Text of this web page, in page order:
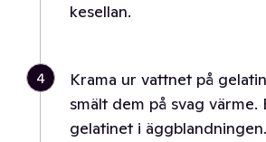
kesellan.
4
Krama ur vattnet på
smält dem på svag värme.
gelatinet i